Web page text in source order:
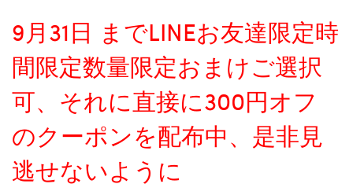
9月31日 までLINEお友達限定時
間限定数量限定おまけご選択
可、それに直接に300円オフ
のクーポンを配布中、是非見
逃せないように